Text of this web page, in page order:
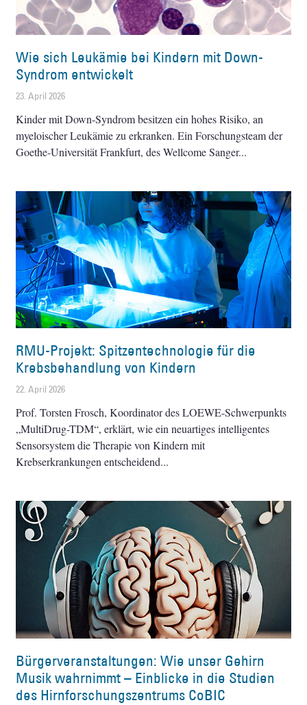
Wie sich Leukämie bei Kindern mit Down-
Syndrom entwickelt
23. April 2026
Kinder mit Down-Syndrom besitzen ein hohes Risiko, an
myeloischer Leukämie zu erkranken. Ein Forschungsteam der
Goethe-Universität Frankfurt, des Wellcome Sanger
RMU-Projekt: Spitzentechnologie für die
Krebsbehandlung von Kindern
22. April 2026
Prof. Torsten Frosch, Koordinator des LOEWE-Schwerpunkts
„MultiDrug-TDM“, erklärt, wie ein neuartiges intelligentes
Sensorsystem die Therapie von Kindern mit
Krebserkrankungen entscheidend
Bürgerveranstaltungen: Wie unser Gehirn
Musik wahrnimmt – Einblicke in die Studien
des Hirnforschungszentrums CoBIC